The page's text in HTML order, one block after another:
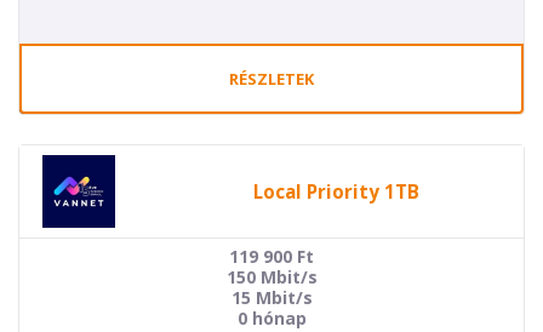
RÉSZLETEK
Local Priority 1TB
119 900 Ft
150 Mbit/s
15 Mbit/s
0 hónap